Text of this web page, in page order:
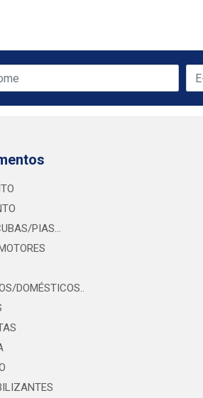
PIAS...
DOMÉSTICOS..